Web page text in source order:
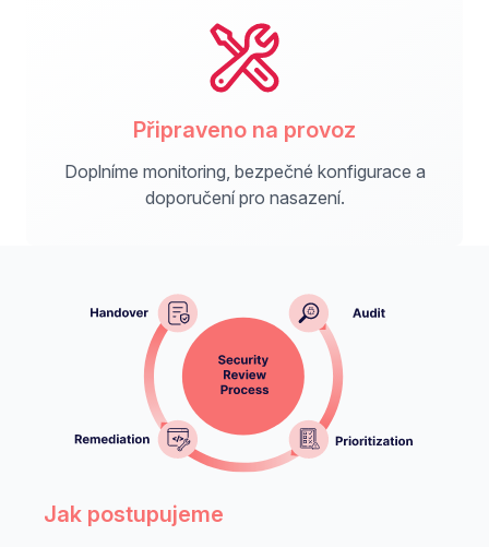
Připraveno na provoz
Doplníme monitoring, bezpečné konfigurace a
doporučení pro nasazení.
Jak postupujeme